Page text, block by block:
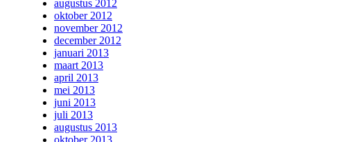
augustus 2012
oktober 2012
november 2012
december 2012
januari 2013
maart 2013
april 2013
mei 2013
juni 2013
juli 2013
augustus 2013
oktober 2013